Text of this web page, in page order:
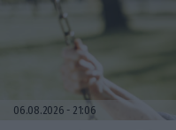
06.08.2026 21:06